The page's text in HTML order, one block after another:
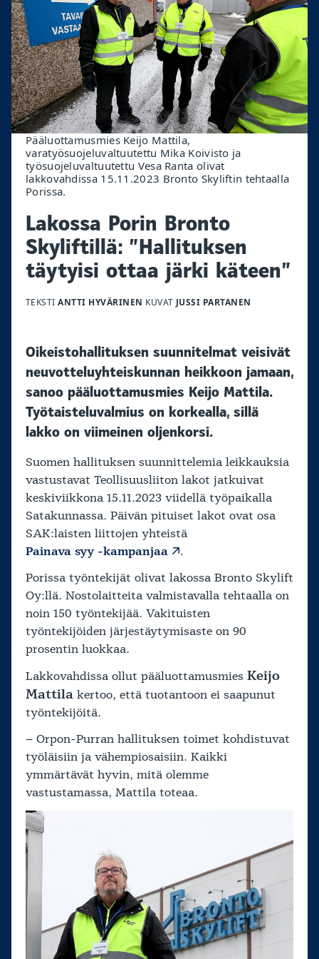
Pääluottamusmies Keijo Mattila,
varatyösuojeluvaltuutettu Mika Koivisto ja
työsuojeluvaltuutettu Vesa Ranta olivat
lakkovahdissa 15.11.2023 Bronto Skyliftin tehtaalla
Porissa.
Lakossa Porin Bronto
Skyliftillä: ”Hallituksen
täytyisi ottaa järki käteen”
TEKSTIANTTI HYVÄRINEN KUVAT JUSSI PARTANEN
Oikeistohallituksen suunnitelmat veisivät
neuvotteluyhteiskunnan heikkoon jamaan,
sanoo pääluottamusmies Keijo Mattila.
Työtaisteluvalmius on korkealla, sillä
lakko on viimeinen oljenkorsi.
Suomen hallituksen suunnittelemia leikkauksia
vastustavat Teollisuusliiton lakot jatkuivat
keskiviikkona 15.11.2023 viidellä työpaikalla
Satakunnassa. Päivän pituiset lakot ovat osa
SAK:laisten liittojen yhteistä
Painava syy -kampanjaa
.
Porissa työntekijät olivat lakossa Bronto Skylift
Oy:llä. Nostolaitteita valmistavalla tehtaalla on
noin 150 työntekijää. Vakituisten
työntekijöiden järjestäytymisaste on 90
prosentin luokkaa.
Lakkovahdissa ollut pääluottamusmies Keijo
Mattila kertoo, että tuotantoon ei saapunut
työntekijöitä.
– Orpon-Purran hallituksen toimet kohdistuvat
työläisiin ja vähempiosaisiin. Kaikki
ymmärtävät hyvin, mitä olemme
vastustamassa, Mattila toteaa.